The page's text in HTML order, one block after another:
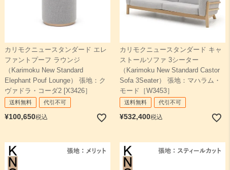
カリモクニュースタンダード エレ
ファントプーフ ラウンジ
（Karimoku New Standard
Elephant Pouf Lounge） 張地：ク
ヴァドラ・コーダ2 [X3426］
送料無料 代引不可
¥100,650税込
カリモクニュースタンダード キャ
ストールソファ 3シーター
（Karimoku New Standard Castor
Sofa 3Seater） 張地：マハラム・
モード［W3453］
送料無料 代引不可
¥532,400税込